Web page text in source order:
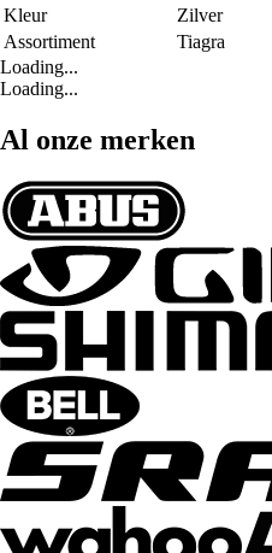
Kleur
Zilver
Assortiment
Tiagra
Loading...
Loading...
Al onze merken